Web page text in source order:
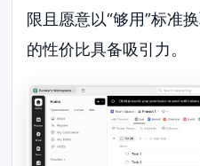
限且愿意以“够用”标准
的性价比具备吸引力。